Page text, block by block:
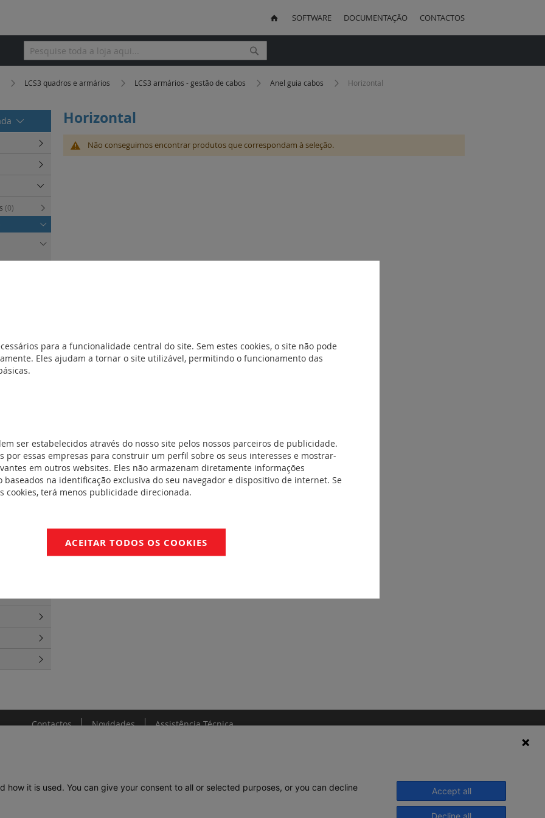
SOFTWARE DOCUMENTAÇÃO CONTACTOS
Pesquisa Pesquisa
LCS3 quadros e armários LCS3 armários - gestão de cabos Anel guia cabos Horizontal
Horizontal
Não conseguimos encontrar produtos que correspondam à seleção.
(0)
cabos
acessórios
térmica
e acessórios
murais
6
Contactos Novidades Assistência Técnica
para a funcionalidade central do site. Sem estes cookies, o site não pode
Eles ajudam a tornar o site utilizável, permitindo o funcionamento das
ser estabelecidos através do nosso site pelos nossos parceiros de publicidade.
por essas empresas para construir um perfil sobre os seus interesses e mostrar-
em outros websites. Eles não armazenam diretamente informações
baseados na identificação exclusiva do seu navegador e dispositivo de internet. Se
cookies, terá menos publicidade direcionada.
ACEITAR TODOS OS COOKIES
it is used. You can give your consent to all or selected purposes, or you can decline
Accept all
Decline all